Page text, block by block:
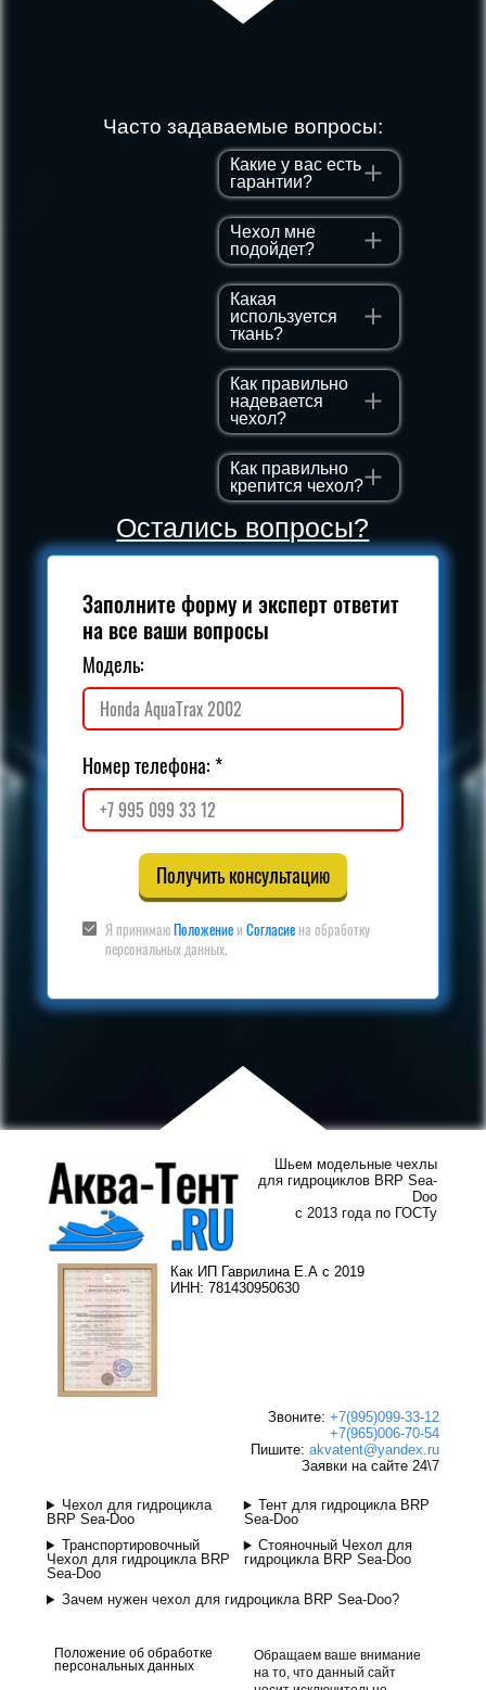
Часто задаваемые вопросы:
Какие у вас есть
гарантии?
Чехол мне
подойдет?
Какая
используется
ткань?
Как правильно
надевается
чехол?
Как правильно
крепится чехол?
Остались вопросы?
Заполните форму и эксперт ответит
на все ваши вопросы
Модель:
Номер телефона:
Получить консультацию
Я принимаюПоложение иСогласие на обработку
персональных данных.
Шьем модельные чехлы
для гидроциклов BRP Sea-
Doo
с 2013 года по ГОСТу
Как ИП Гаврилина Е.А с 2019
ИНН: 781430950630
Звоните: +7(995)099-33-12
+7(965)006-70-54
Пишите: akvatent@yandex.ru
Заявки на сайте 24\7
Чехол для гидроцикла
BRP Sea-Doo
Тент для гидроцикла BRP
Sea-Doo
Транспортировочный
Чехол для гидроцикла BRP
Sea-Doo
Стояночный Чехол для
гидроцикла BRP Sea-Doo
Зачем нужен чехол для гидроцикла BRP Sea-Doo?
Положение об обработке
персональных данных
Обращаем ваше внимание
на то, что данный сайт